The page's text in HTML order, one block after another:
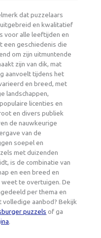
dat puzzelaars
en kwalitatief
voor alle leeftijden en
een geschiedenis die
om zijn uitmuntende
zijn van dik, mat
aanvoelt tijdens het
en breed, met
landschappen,
licenties en
en divers publiek
de nauwkeurige
van de
soepel en
met duizenden
is de combinatie van
en een breed en
te overtuigen. De
per thema en
volledige aanbod? Bekijk
puzzels of ga
.